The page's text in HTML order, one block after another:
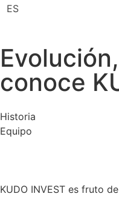
ES
conoce
Historia
Equipo
KUDO INVEST es fruto